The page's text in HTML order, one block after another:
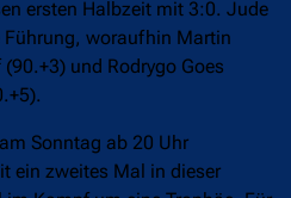
ersten Halbzeit mit 3:0. Jude
woraufhin Martin
und Rodrygo Goes
Sonntag ab 20 Uhr
ein zweites Mal in dieser